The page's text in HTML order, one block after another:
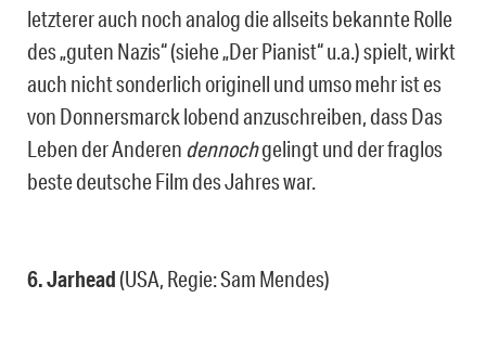
letzterer auch noch analog die allseits bekannte Rolle
des „guten Nazis“ (siehe „Der Pianist“ u.a.) spielt, wirkt
auch nicht sonderlich originell und umso mehr ist es
von Donnersmarck lobend anzuschreiben, dass Das
Leben der Anderen dennochgelingt und der fraglos
beste deutsche Film des Jahres war.
6. Jarhead(USA, Regie: Sam Mendes)